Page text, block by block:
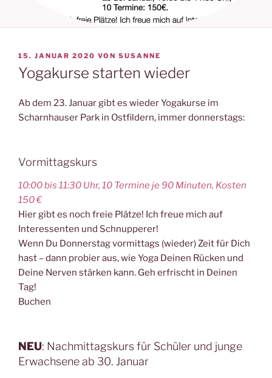
VERÖFFENTLICHT
AM
15. JANUAR 2020 VON SUSANNE
Yogakurse starten wieder
Ab dem 23. Januar gibt es wieder Yogakurse im
Scharnhauser Park in Ostfildern, immer donnerstags:
Vormittagskurs
10:00 bis 11:30 Uhr, 10 Termine je 90 Minuten, Kosten
150 €
Hier gibt es noch freie Plätze! Ich freue mich auf
Interessenten und Schnupperer!
Wenn Du Donnerstag vormittags (wieder) Zeit für Dich
hast – dann probier aus, wie Yoga Deinen Rücken und
Deine Nerven stärken kann. Geh erfrischt in Deinen
Tag!
Buchen
NEU: Nachmittagskurs für Schüler und junge
Erwachsene ab 30. Januar